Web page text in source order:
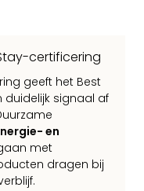
certificering
geeft het Best
duidelijk signaal af
en
met
dragen bij